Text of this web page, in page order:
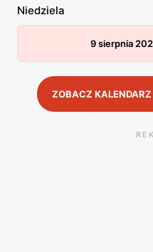
Niedziela
9 sierpnia
ZOBACZ